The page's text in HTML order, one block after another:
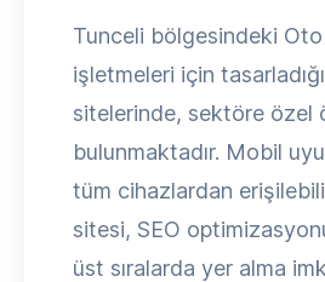
Tunceli bölgesindeki
işletmeleri için
sitelerinde, sektöre özel
bulunmaktadır. Mobil
tüm cihazlardan
sitesi, SEO
üst sıralarda yer alma